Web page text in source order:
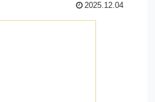
2025.12.04